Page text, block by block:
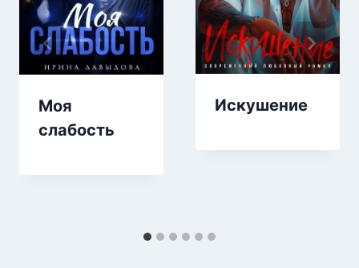
Моя
слабость
Искушение